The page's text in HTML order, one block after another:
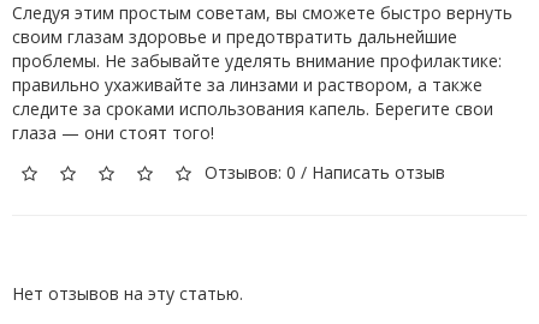
Следуя этим простым советам, вы сможете быстро вернуть
своим глазам здоровье и предотвратить дальнейшие
проблемы. Не забывайте уделять внимание профилактике:
правильно ухаживайте за линзами и раствором, а также
следите за сроками использования капель. Берегите свои
глаза — они стоят того!
Отзывов: 0 / Написать отзыв
Нет отзывов на эту статью.